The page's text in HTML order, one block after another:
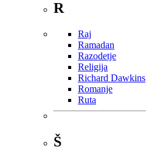
R
Raj
Ramadan
Razodetje
Religija
Richard Dawkins
Romanje
Ruta
Š